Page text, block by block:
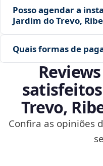
Posso agendar a
Jardim do Trevo,
Quais formas de
Trevo,
Confira as opiniões